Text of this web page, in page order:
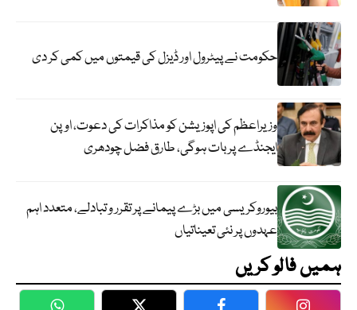
حکومت نے پیٹرول اور ڈیزل کی قیمتوں میں کمی کر دی
وزیراعظم کی اپوزیشن کو مذاکرات کی دعوت، اوپن
ایجنڈے پر بات ہوگی، طارق فضل چودھری
بیوروکریسی میں بڑے پیمانے پر تقرر و تبادلے، متعدد اہم
عہدوں پر نئی تعیناتیاں
ہمیں فالو کریں